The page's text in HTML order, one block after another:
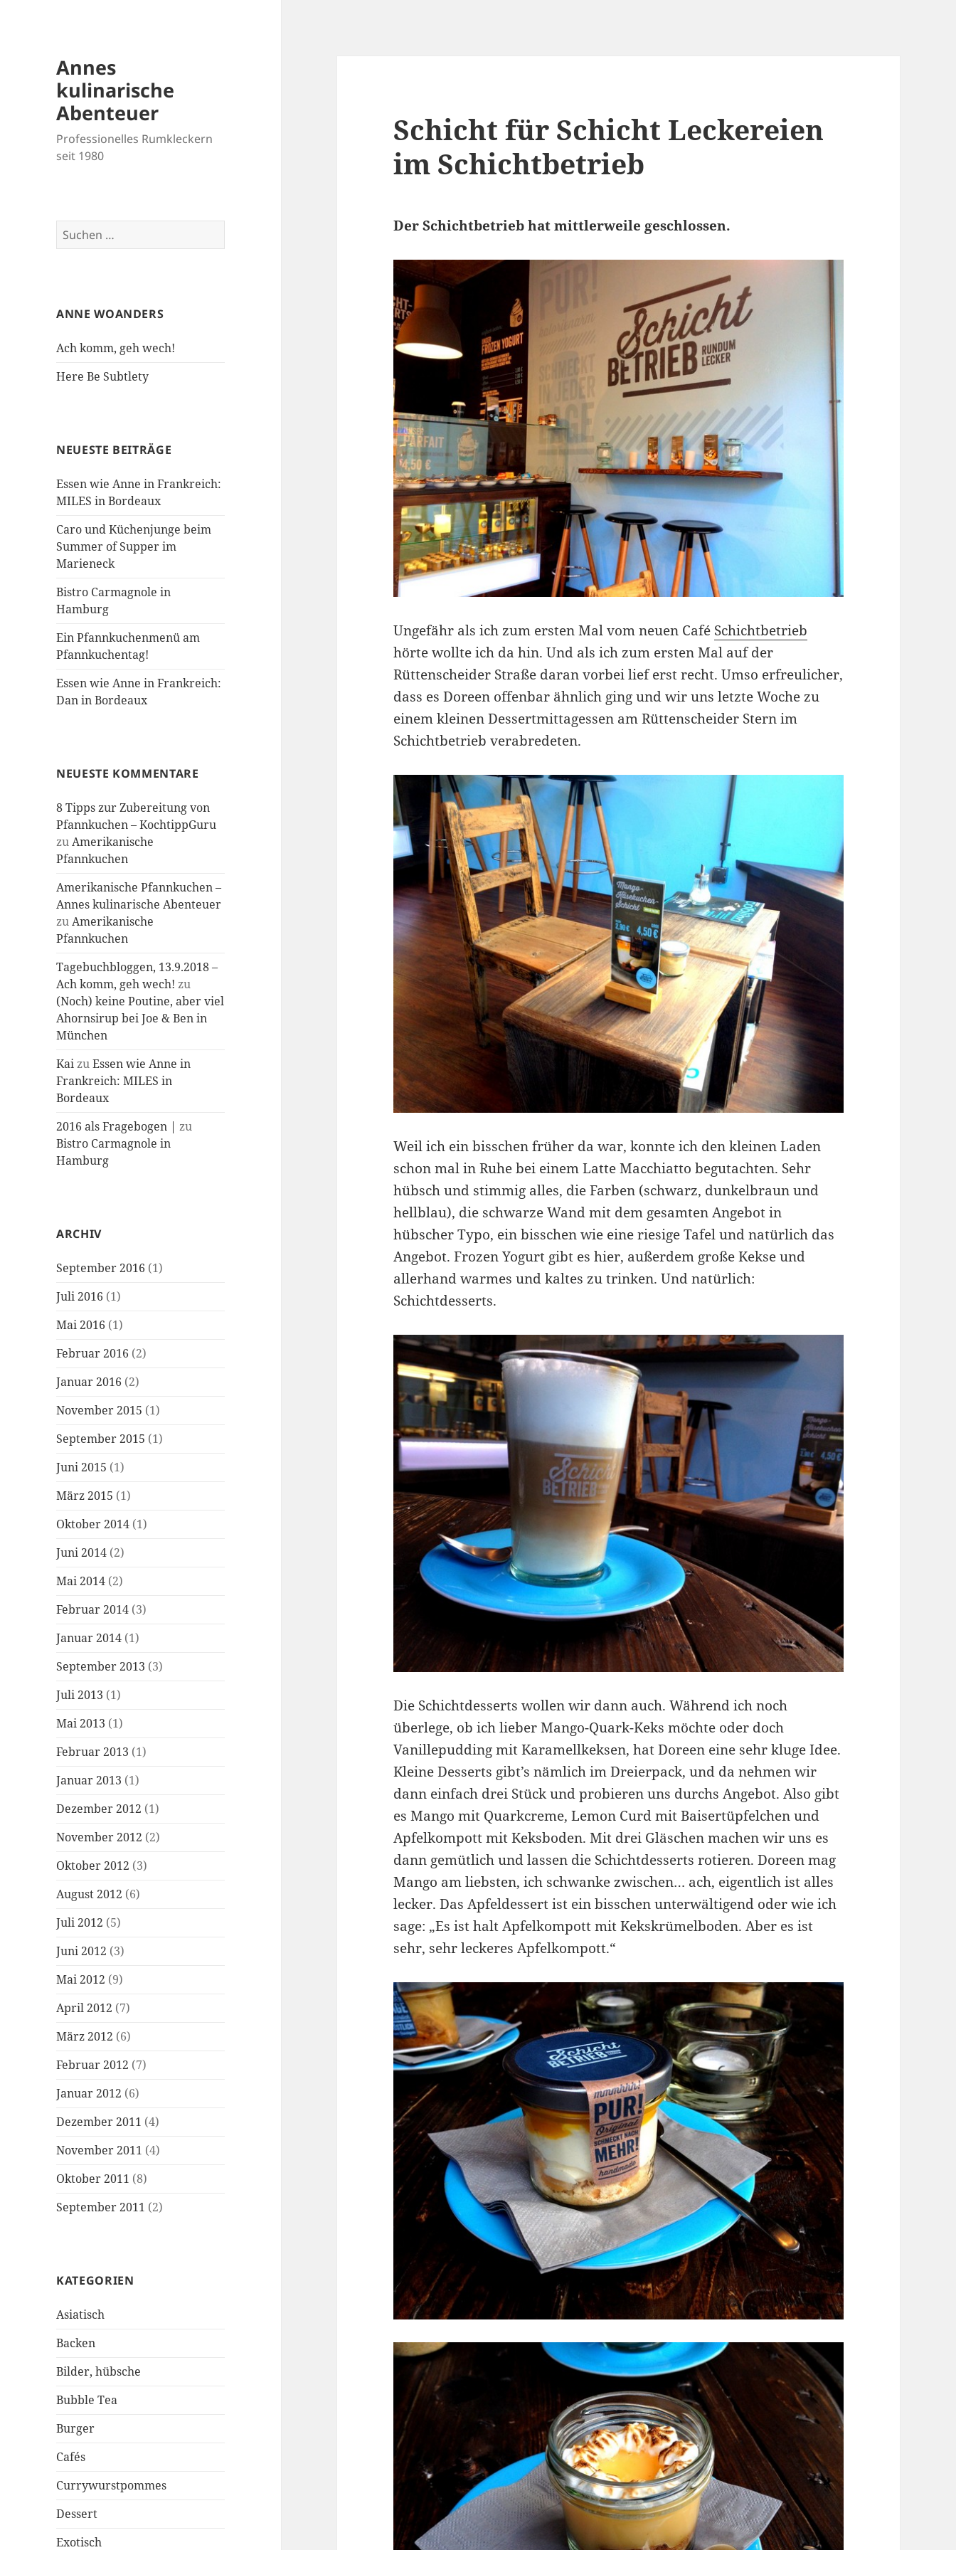
Annes
kulinarische
Abenteuer
Professionelles Rumkleckern
seit 1980
Suchen
nach:
ANNE WOANDERS
Ach komm, geh wech!
Here Be Subtlety
NEUESTE BEITRÄGE
Essen wie Anne in Frankreich:
MILES in Bordeaux
Caro und Küchenjunge beim
Summer of Supper im
Marieneck
Bistro Carmagnole in
Hamburg
Ein Pfannkuchenmenü am
Pfannkuchentag!
Essen wie Anne in Frankreich:
Dan in Bordeaux
NEUESTE KOMMENTARE
8 Tipps zur Zubereitung von
Pfannkuchen – KochtippGuru
zuAmerikanische
Pfannkuchen
Amerikanische Pfannkuchen –
Annes kulinarische Abenteuer
zuAmerikanische
Pfannkuchen
Tagebuchbloggen, 13.9.2018 –
Ach komm, geh wech! zu
(Noch) keine Poutine, aber viel
Ahornsirup bei Joe & Ben in
München
KaizuEssen wie Anne in
Frankreich: MILES in
Bordeaux
2016 als Fragebogen | zu
Bistro Carmagnole in
Hamburg
ARCHIV
September 2016 (1)
Juli 2016 (1)
Mai 2016 (1)
Februar 2016 (2)
Januar 2016 (2)
November 2015 (1)
September 2015 (1)
Juni 2015 (1)
März 2015 (1)
Oktober 2014 (1)
Juni 2014 (2)
Mai 2014 (2)
Februar 2014 (3)
Januar 2014 (1)
September 2013 (3)
Juli 2013 (1)
Mai 2013 (1)
Februar 2013 (1)
Januar 2013 (1)
Dezember 2012 (1)
November 2012 (2)
Oktober 2012 (3)
August 2012 (6)
Juli 2012 (5)
Juni 2012 (3)
Mai 2012 (9)
April 2012 (7)
März 2012 (6)
Februar 2012 (7)
Januar 2012 (6)
Dezember 2011 (4)
November 2011 (4)
Oktober 2011 (8)
September 2011 (2)
KATEGORIEN
Asiatisch
Backen
Bilder, hübsche
Bubble Tea
Burger
Cafés
Currywurstpommes
Dessert
Exotisch
Schicht für Schicht Leckereien
im Schichtbetrieb
Der Schichtbetrieb hat mittlerweile geschlossen.
Ungefähr als ich zum ersten Mal vom neuen Café Schichtbetrieb
hörte wollte ich da hin. Und als ich zum ersten Mal auf der
Rüttenscheider Straße daran vorbei lief erst recht. Umso erfreulicher,
dass es Doreen offenbar ähnlich ging und wir uns letzte Woche zu
einem kleinen Dessertmittagessen am Rüttenscheider Stern im
Schichtbetrieb verabredeten.
Weil ich ein bisschen früher da war, konnte ich den kleinen Laden
schon mal in Ruhe bei einem Latte Macchiatto begutachten. Sehr
hübsch und stimmig alles, die Farben (schwarz, dunkelbraun und
hellblau), die schwarze Wand mit dem gesamten Angebot in
hübscher Typo, ein bisschen wie eine riesige Tafel und natürlich das
Angebot. Frozen Yogurt gibt es hier, außerdem große Kekse und
allerhand warmes und kaltes zu trinken. Und natürlich:
Schichtdesserts.
Die Schichtdesserts wollen wir dann auch. Während ich noch
überlege, ob ich lieber Mango-Quark-Keks möchte oder doch
Vanillepudding mit Karamellkeksen, hat Doreen eine sehr kluge Idee.
Kleine Desserts gibt’s nämlich im Dreierpack, und da nehmen wir
dann einfach drei Stück und probieren uns durchs Angebot. Also gibt
es Mango mit Quarkcreme, Lemon Curd mit Baisertüpfelchen und
Apfelkompott mit Keksboden. Mit drei Gläschen machen wir uns es
dann gemütlich und lassen die Schichtdesserts rotieren. Doreen mag
Mango am liebsten, ich schwanke zwischen… ach, eigentlich ist alles
lecker. Das Apfeldessert ist ein bisschen unterwältigend oder wie ich
sage: „Es ist halt Apfelkompott mit Kekskrümelboden. Aber es ist
sehr, sehr leckeres Apfelkompott.“